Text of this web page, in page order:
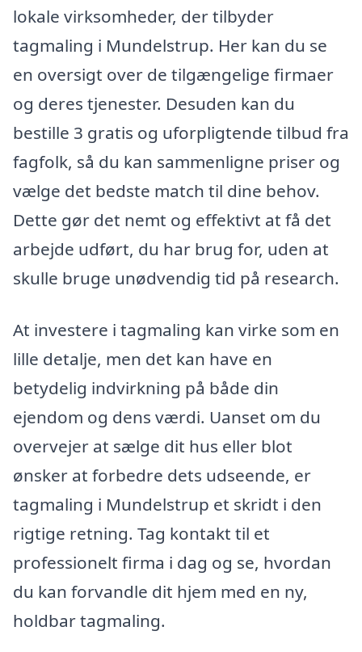
lokale virksomheder, der tilbyder
tagmaling i Mundelstrup. Her kan du se
en oversigt over de tilgængelige firmaer
og deres tjenester. Desuden kan du
bestille 3 gratis og uforpligtende tilbud fra
fagfolk, så du kan sammenligne priser og
vælge det bedste match til dine behov.
Dette gør det nemt og effektivt at få det
arbejde udført, du har brug for, uden at
skulle bruge unødvendig tid på research.
At investere i tagmaling kan virke som en
lille detalje, men det kan have en
betydelig indvirkning på både din
ejendom og dens værdi. Uanset om du
overvejer at sælge dit hus eller blot
ønsker at forbedre dets udseende, er
tagmaling i Mundelstrup et skridt i den
rigtige retning. Tag kontakt til et
professionelt firma i dag og se, hvordan
du kan forvandle dit hjem med en ny,
holdbar tagmaling.